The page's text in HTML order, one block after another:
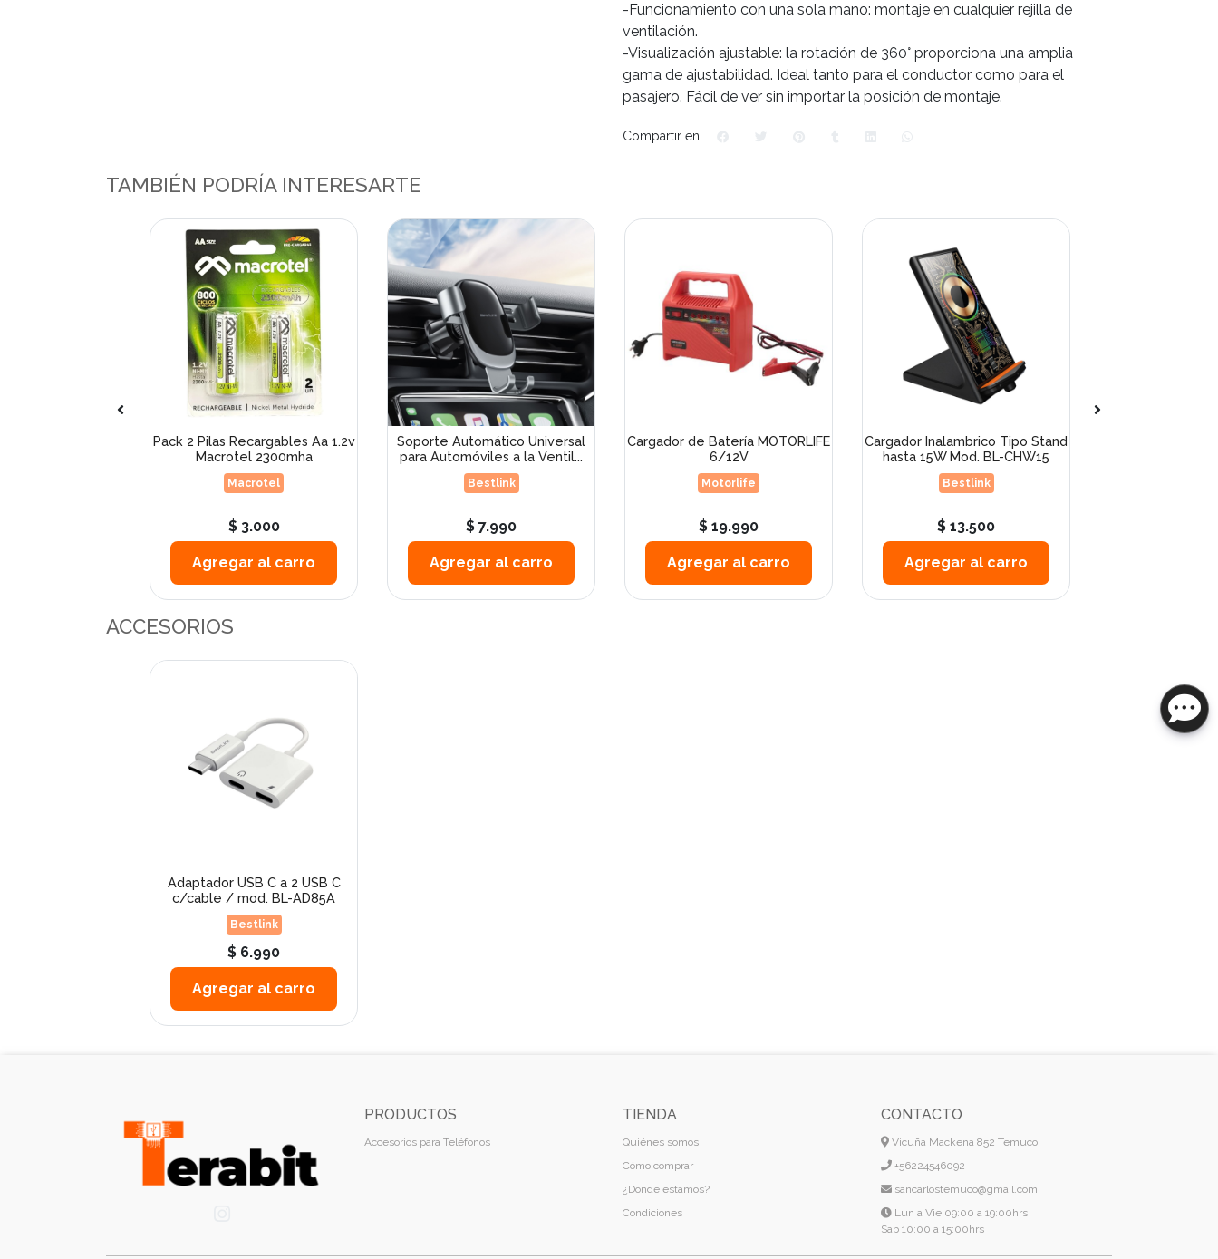
-Funcionamiento con una sola mano: montaje en cualquier rejilla de
ventilación.
-Visualización ajustable: la rotación de 360° proporciona una amplia
gama de ajustabilidad. Ideal tanto para el conductor como para el
pasajero. Fácil de ver sin importar la posición de montaje.
Compartir en:
TAMBIÉN PODRÍA INTERESARTE
Pack 2 Pilas Recargables Aa 1.2v
Macrotel 2300mha
Macrotel
$ 3.000
Agregar al carro
Soporte Automático Universal
para Automóviles a la Ventil...
Bestlink
$ 7.990
Agregar al carro
Cargador de Batería MOTORLIFE
6/12V
Motorlife
$ 19.990
Agregar al carro
Cargador Inalambrico Tipo Stand
hasta 15W Mod. BL-CHW15
Bestlink
$ 13.500
Agregar al carro
ACCESORIOS
Adaptador USB C a 2 USB C
c/cable / mod. BL-AD85A
Bestlink
$ 6.990
Agregar al carro
PRODUCTOS
Accesorios para Teléfonos
TIENDA
Quiénes somos
Cómo comprar
¿Dónde estamos?
Condiciones
CONTACTO
Vicuña Mackena 852 Temuco
+56224546092
sancarlostemuco@gmail.com
Lun a Vie 09:00 a 19:00hrs
Sab 10:00 a 15:00hrs